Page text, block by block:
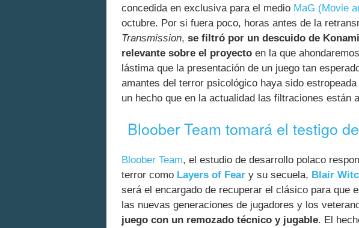
concedida en exclusiva para el medio MaG (Movie
octubre. Por si fuera poco, horas antes de la
Transmission, se filtró por un descuido de
relevante sobre el proyecto en la que
lástima que la presentación de un juego tan
amantes del terror psicológico haya sido
un hecho que en la actualidad las filtraciones están
Bloober Team tomará el testigo
Bloober Team, el estudio de desarrollo polaco
terror como Layers of Fear y su secuela, Blair
será el encargado de recuperar el clásico para que
las nuevas generaciones de jugadores y los
juego con un remozado técnico y jugable. El